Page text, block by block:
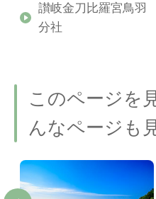
讃岐金刀比羅宮鳥羽
分社
このページを
んなページも